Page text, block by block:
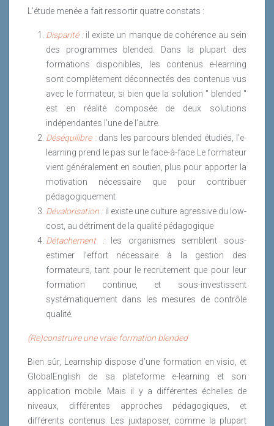
L’étude menée a fait ressortir quatre constats :
Disparité :il existe un manque de cohérence au sein
des programmes blended. Dans la plupart des
formations disponibles, les contenus e-learning
sont complètement déconnectés des contenus vus
avec le formateur, si bien que la solution " blended "
est en réalité composée de deux solutions
indépendantes l’une de l’autre.
Déséquilibre :dans les parcours blended étudiés, l’e-
learning prend le pas sur le face-à-face Le formateur
vient généralement en soutien, plus pour apporter la
motivation nécessaire que pour contribuer
pédagogiquement
Dévalorisation :il existe une culture agressive du low-
cost, au détriment de la qualité pédagogique
Détachement :les organismes semblent sous-
estimer l’effort nécessaire à la gestion des
formateurs, tant pour le recrutement que pour leur
formation continue, et sous-investissent
systématiquement dans les mesures de contrôle
qualité.
(Re)construire une vraie formation blended
Bien sûr, Learnship dispose d’une formation en visio, et
GlobalEnglish de sa plateforme e-learning et son
application mobile. Mais il y a différentes échelles de
niveaux, différentes approches pédagogiques, et
différents contenus. Les juxtaposer, comme la plupart